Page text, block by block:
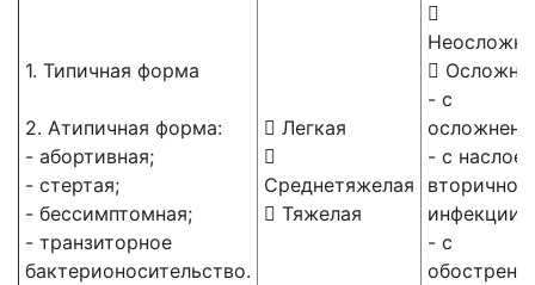
1. Типичная форма
2. Атипичная форма:
- абортивная;
- стертая;
- бессимптомная;
- транзиторное
бактерионосительство.
 Легкая

Среднетяжелая
 Тяжелая


- с
- с
вторичной
инфекции;
- с